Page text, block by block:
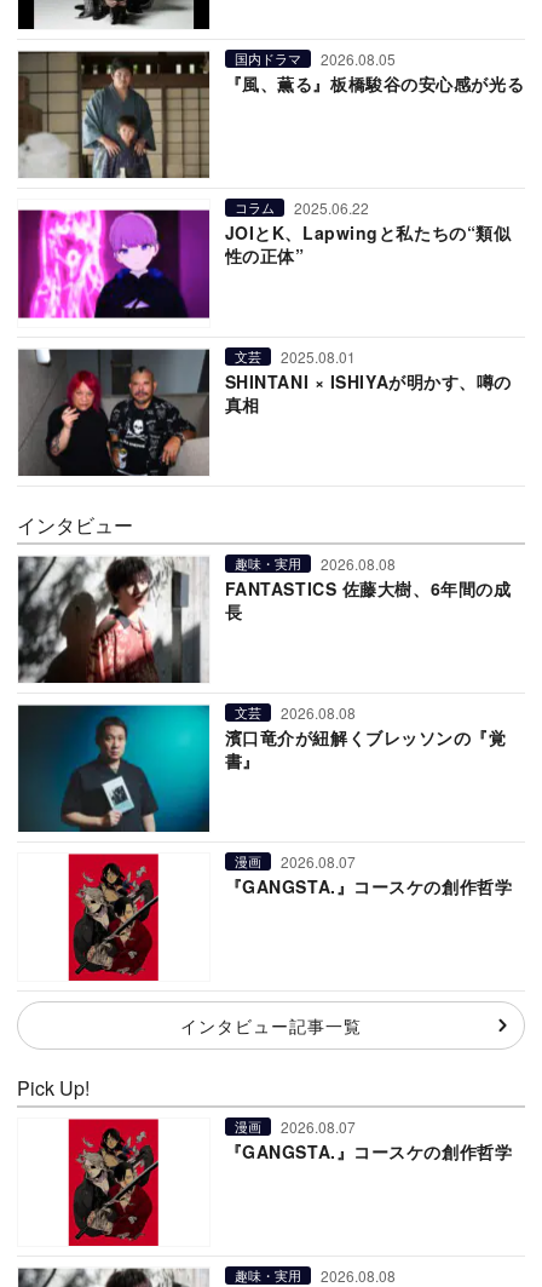
国内ドラマ 2026.08.05
『風、薫る』板橋駿谷の安心感が光る
コラム 2025.06.22
JOIとK、Lapwingと私たちの“類似
性の正体”
文芸 2025.08.01
SHINTANI × ISHIYAが明かす、噂の
真相
インタビュー
趣味・実用 2026.08.08
FANTASTICS 佐藤大樹、6年間の成
長
文芸 2026.08.08
濱口竜介が紐解くブレッソンの『覚
書』
漫画 2026.08.07
『GANGSTA.』コースケの創作哲学
インタビュー記事一覧
Pick Up!
漫画 2026.08.07
『GANGSTA.』コースケの創作哲学
趣味・実用 2026.08.08